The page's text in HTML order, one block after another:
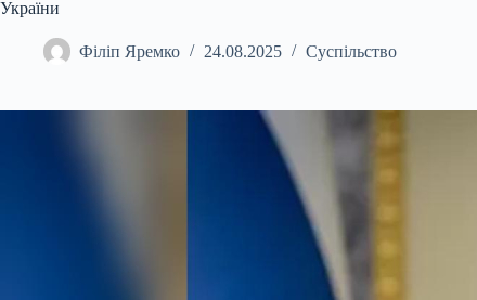
України
Філіп Яремко 24.08.2025 Суспільство